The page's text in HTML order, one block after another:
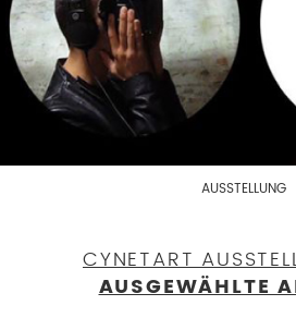
AUSSTELLUNG
CYNETART
AUSGEWÄHLTE